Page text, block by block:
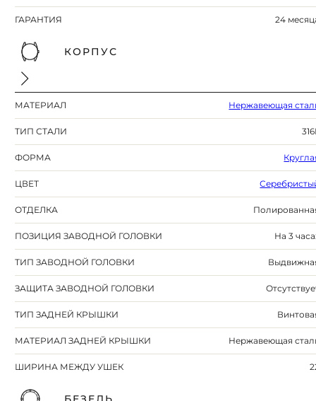
ГАРАНТИЯ 24
КОРПУС
МАТЕРИАЛ Нержавеющая
ТИП СТАЛИ
ФОРМА
ЦВЕТ
ОТДЕЛКА
ПОЗИЦИЯ ЗАВОДНОЙ ГОЛОВКИ На 3
ТИП ЗАВОДНОЙ ГОЛОВКИ
ЗАЩИТА ЗАВОДНОЙ ГОЛОВКИ
ТИП ЗАДНЕЙ КРЫШКИ
МАТЕРИАЛ ЗАДНЕЙ КРЫШКИ Нержавеющая
ШИРИНА МЕЖДУ УШЕК